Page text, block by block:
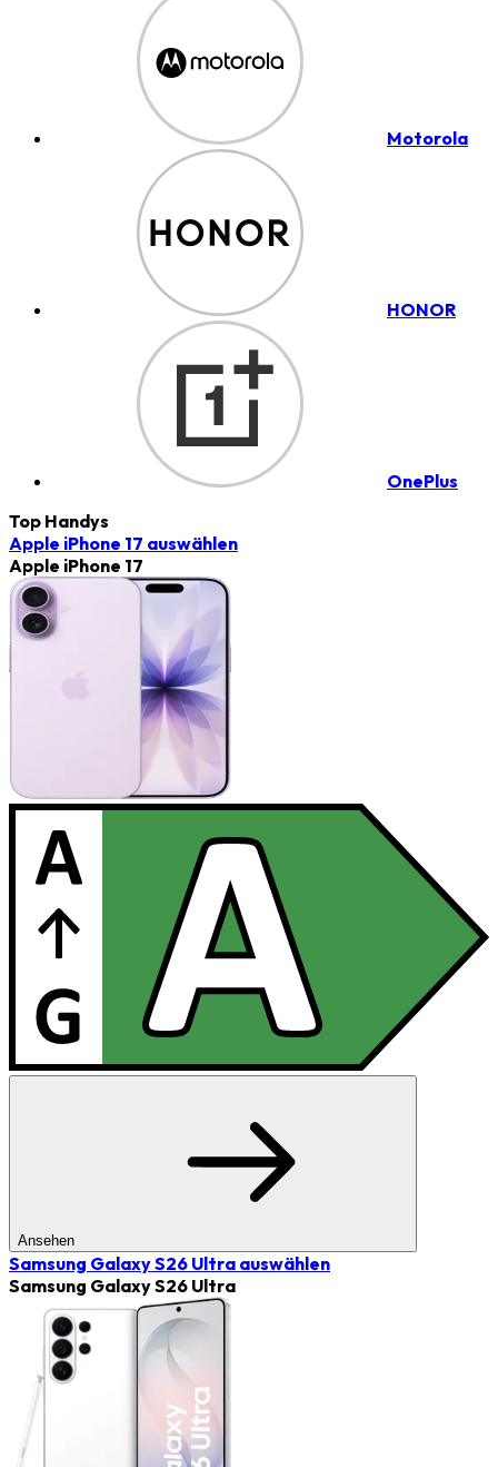
Motorola
HONOR
OnePlus
Top Handys
Apple iPhone 17 auswählen
Apple iPhone 17
Ansehen
Samsung Galaxy S26 Ultra auswählen
Samsung Galaxy S26 Ultra